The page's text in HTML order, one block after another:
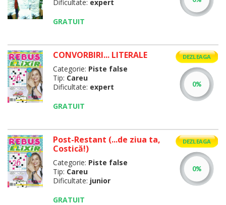
Dificultate: expert
GRATUIT
CONVORBIRI... LITERALE
Categorie: Piste false
Tip: Careu
Dificultate: expert
GRATUIT
DEZLEAGA
Post-Restant (...de ziua ta,
Costică!)
Categorie: Piste false
Tip: Careu
Dificultate: junior
GRATUIT
DEZLEAGA